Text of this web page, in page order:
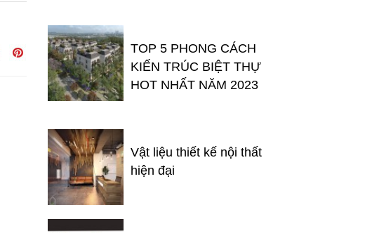
TOP 5 PHONG CÁCH
KIẾN TRÚC BIỆT THỰ
HOT NHẤT NĂM 2023
Vật liệu thiết kế nội thất
hiện đại